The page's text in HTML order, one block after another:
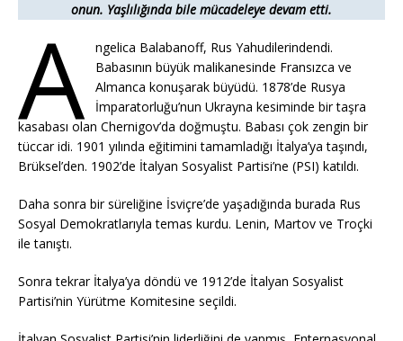
onun. Yaşlılığında bile mücadeleye devam etti.
A
ngelica Balabanoff, Rus Yahudilerindendi.
Babasının büyük malikanesinde Fransızca ve
Almanca konuşarak büyüdü. 1878’de Rusya
İmparatorluğu’nun Ukrayna kesiminde bir taşra
kasabası olan Chernigov’da doğmuştu. Babası çok zengin bir
tüccar idi. 1901 yılında eğitimini tamamladığı İtalya’ya taşındı,
Brüksel’den. 1902’de İtalyan Sosyalist Partisi’ne (PSI) katıldı.
Daha sonra bir süreliğine İsviçre’de yaşadığında burada Rus
Sosyal Demokratlarıyla temas kurdu. Lenin, Martov ve Troçki
ile tanıştı.
Sonra tekrar İtalya’ya döndü ve 1912’de İtalyan Sosyalist
Partisi’nin Yürütme Komitesine seçildi.